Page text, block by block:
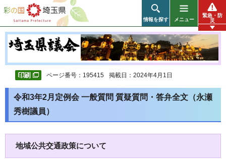
彩の国 埼玉県
情報を探す メニュー
緊急・防
災
ページ番号：195415 掲載日：2024年4月1日
令和3年2月定例会 一般質問 質疑質問・答弁全文（永瀬
秀樹議員）
地域公共交通政策について